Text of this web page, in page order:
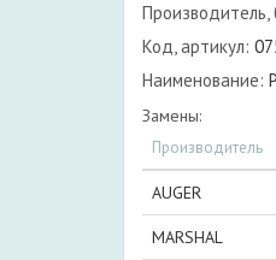
Производитель,
Код, артикул:
Наименование:
Замены:
Производитель
AUGER
MARSHAL